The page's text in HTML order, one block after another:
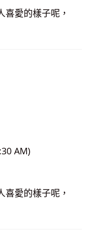
愛的樣子呢，
AM)
愛的樣子呢，